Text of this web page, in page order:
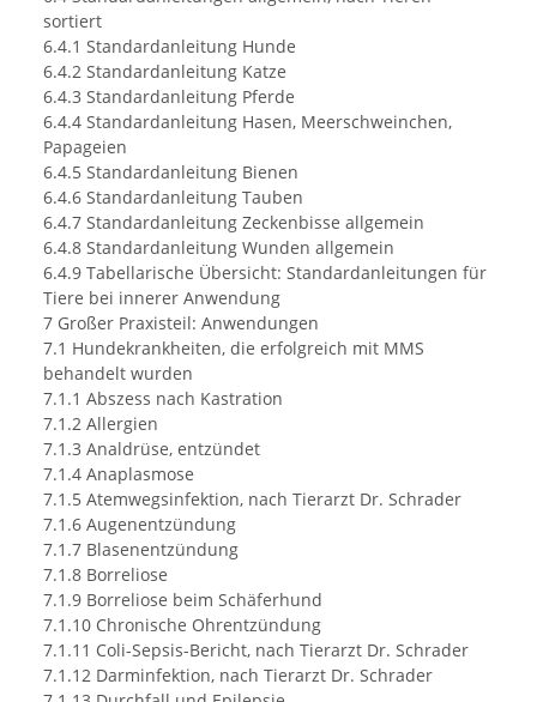
sortiert
6.4.1 Standardanleitung Hunde
6.4.2 Standardanleitung Katze
6.4.3 Standardanleitung Pferde
6.4.4 Standardanleitung Hasen, Meerschweinchen,
Papageien
6.4.5 Standardanleitung Bienen
6.4.6 Standardanleitung Tauben
6.4.7 Standardanleitung Zeckenbisse allgemein
6.4.8 Standardanleitung Wunden allgemein
6.4.9 Tabellarische Übersicht: Standardanleitungen für
Tiere bei innerer Anwendung
7 Großer Praxisteil: Anwendungen
7.1 Hundekrankheiten, die erfolgreich mit MMS
behandelt wurden
7.1.1 Abszess nach Kastration
7.1.2 Allergien
7.1.3 Analdrüse, entzündet
7.1.4 Anaplasmose
7.1.5 Atemwegsinfektion, nach Tierarzt Dr. Schrader
7.1.6 Augenentzündung
7.1.7 Blasenentzündung
7.1.8 Borreliose
7.1.9 Borreliose beim Schäferhund
7.1.10 Chronische Ohrentzündung
7.1.11 Coli-Sepsis-Bericht, nach Tierarzt Dr. Schrader
7.1.12 Darminfektion, nach Tierarzt Dr. Schrader